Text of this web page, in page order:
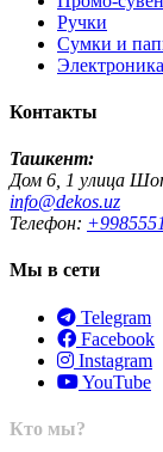
Ручки
Сумки и
Электроника
Контакты
Ташкент:
Дом 6, 1 улица
info@dekos.uz
Телефон:
Мы в сети
Telegram
Facebook
Instagram
YouTube
Кто мы?